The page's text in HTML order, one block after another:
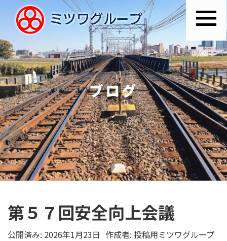
ブログ
第５７回安全向上会議
公開済み: 2026年1月23日 作成者: 投稿用ミツワグループ